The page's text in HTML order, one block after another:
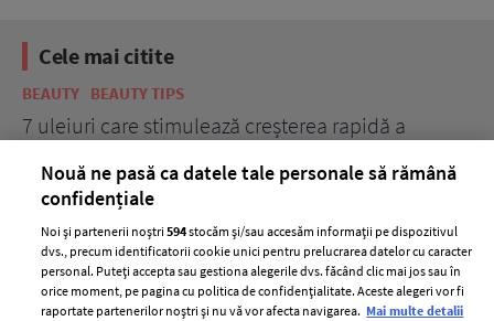
Cele mai citite
BEAUTY BEAUTY TIPS
7 uleiuri care stimulează creșterea rapidă a
Nouă ne pasă ca datele tale personale să rămână
confidențiale
Noi și partenerii noștri594stocăm și/sau accesăm informații pe dispozitivul
dvs., precum identificatorii cookie unici pentru prelucrarea datelor cu caracter
personal. Puteți accepta sau gestiona alegerile dvs. făcând clic mai jos sau în
orice moment, pe pagina cu politica de confidențialitate. Aceste alegeri vor fi
raportate partenerilor noștri și nu vă vor afecta navigarea. Mai multe detalii